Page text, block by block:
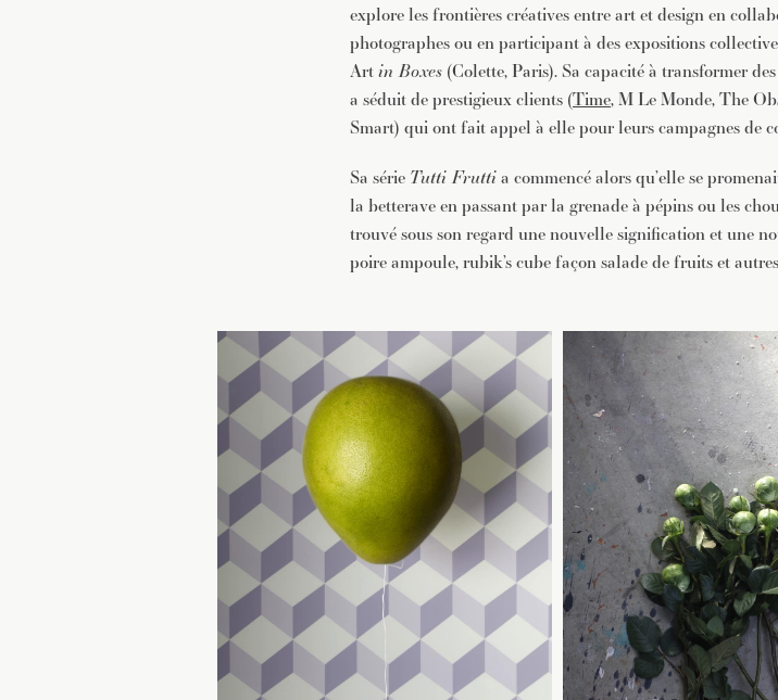
explore les frontières créatives entre art et design en
photographes ou en participant à des expositions
Artin Boxes (Colette, Paris). Sa capacité à transformer
a séduit de prestigieux clients (Time, M Le Monde, The
Smart) qui ont fait appel à elle pour leurs campagnes de
Sa série Tutti Fruttia commencé alors qu’elle se
la betterave en passant par la grenade à pépins ou les
trouvé sous son regard une nouvelle signification et une
poire ampoule, rubik’s cube façon salade de fruits et